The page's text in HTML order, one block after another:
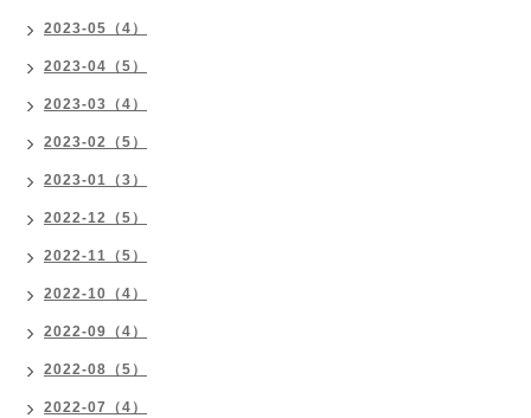
2023-05（4）
2023-04（5）
2023-03（4）
2023-02（5）
2023-01（3）
2022-12（5）
2022-11（5）
2022-10（4）
2022-09（4）
2022-08（5）
2022-07（4）